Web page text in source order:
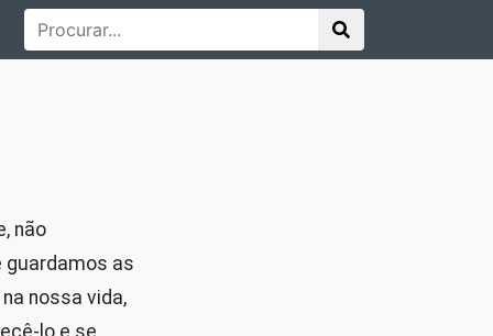
não
guardamos as
nossa vida,
lo e se